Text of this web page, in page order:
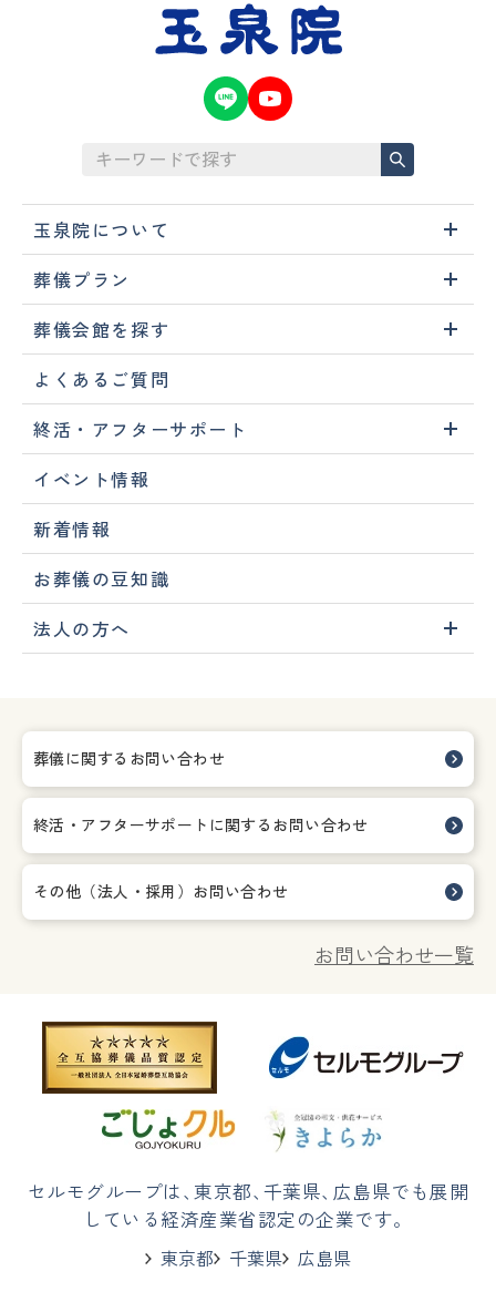
玉泉院について
葬儀プラン
葬儀会館を探す
よくあるご質問
終活・アフターサポート
イベント情報
新着情報
お葬儀の豆知識
法人の方へ
葬儀に関するお問い合わせ
終活・アフターサポートに関する お問い合わせ
その他（法人・採用）お問い合わせ
お問い合わせ一覧
セルモグループは、東京都、 千葉県、 広島県でも展開
している経済産業省認定の企業です。
東京都
千葉県 広島県